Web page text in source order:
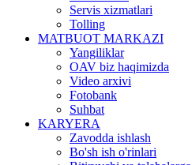
Servis xizmatlari
Tolling
MATBUOT MARKAZI
Yangiliklar
OAV biz haqimizda
Video arxivi
Fotobank
Suhbat
KARYERA
Zavodda ishlash
Bo'sh ish o'rinlari